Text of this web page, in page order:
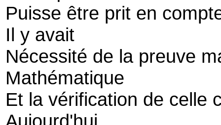
Puisse être prit en
Il y avait
Nécessité de la preuve
Mathématique
Et la vérification de celle
Aujourd'hui